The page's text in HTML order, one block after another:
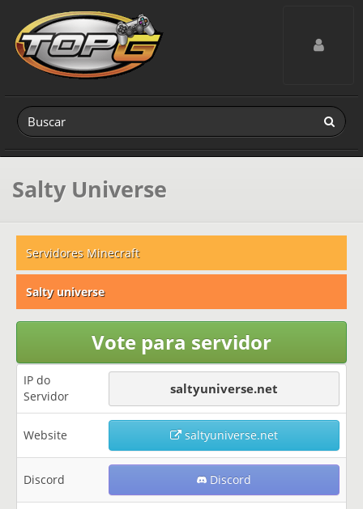
Toggle
Salty Universe
Servidores Minecraft
Salty universe
Vote para servidor
IP do
Servidor
saltyuniverse.net
Website saltyuniverse.net
Discord Discord